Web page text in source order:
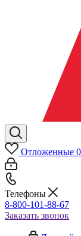
Отложенные 0
Телефоны
8-800-101-88-67
Заказать звонок